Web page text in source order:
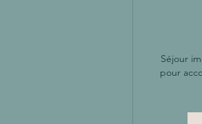
Séjour
pour